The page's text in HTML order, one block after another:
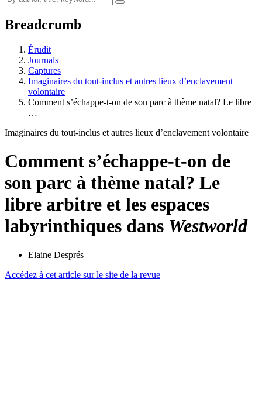
Breadcrumb
Érudit
Journals
Captures
Imaginaires du tout-inclus et autres lieux d’enclavement
volontaire
Comment s’échappe-t-on de son parc à thème natal? Le libre
…
Imaginaires du tout-inclus et autres lieux d’enclavement volontaire
Comment s’échappe-t-on de
son parc à thème natal? Le
libre arbitre et les espaces
labyrinthiques dans Westworld
Elaine Després
Accédez à cet article sur le site de la revue